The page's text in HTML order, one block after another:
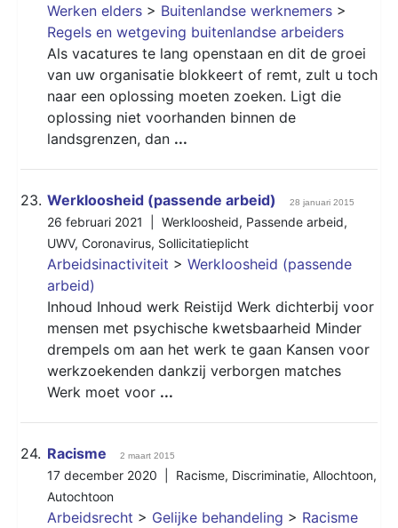
Werken elders > Buitenlandse werknemers >
Regels en wetgeving buitenlandse arbeiders
Als vacatures te lang openstaan en dit de groei
van uw organisatie blokkeert of remt, zult u toch
naar een oplossing moeten zoeken. Ligt die
oplossing niet voorhanden binnen de
landsgrenzen, dan ...
23. Werkloosheid (passende arbeid) 28 januari 2015
26 februari 2021 | Werkloosheid, Passende arbeid,
UWV, Coronavirus, Sollicitatieplicht
Arbeidsinactiviteit > Werkloosheid (passende
arbeid)
Inhoud Inhoud werk Reistijd Werk dichterbij voor
mensen met psychische kwetsbaarheid Minder
drempels om aan het werk te gaan Kansen voor
werkzoekenden dankzij verborgen matches
Werk moet voor ...
24. Racisme 2 maart 2015
17 december 2020 | Racisme, Discriminatie, Allochtoon,
Autochtoon
Arbeidsrecht > Gelijke behandeling > Racisme